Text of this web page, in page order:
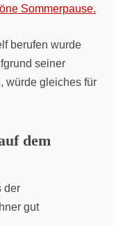
berufen wurde
seiner
würde gleiches für
dem
der
gut